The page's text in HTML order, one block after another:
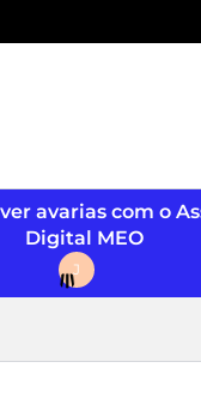
avarias com o
Digital MEO
J